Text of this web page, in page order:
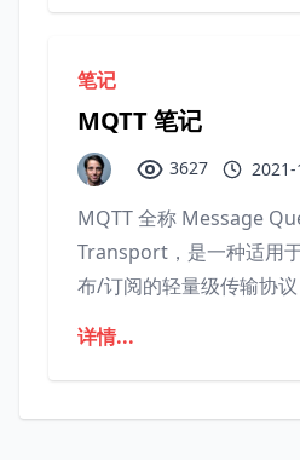
笔记
MQTT 笔记
3627
MQTT 全称 Message
Transport，是一种适用
布/订阅的轻量级传输协议
详情...